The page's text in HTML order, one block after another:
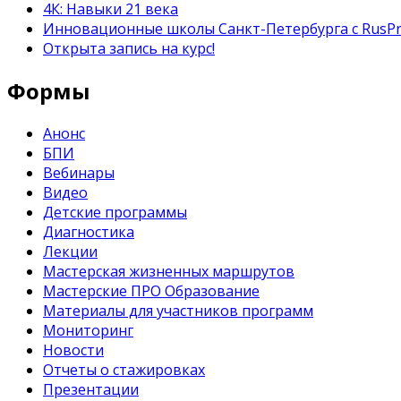
4К: Навыки 21 века
Инновационные школы Санкт-Петербурга с
Открыта запись на курс!
Формы
Анонс
БПИ
Вебинары
Видео
Детские программы
Диагностика
Лекции
Мастерская жизненных маршрутов
Мастерские ПРО Образование
Материалы для участников программ
Мониторинг
Новости
Отчеты о стажировках
Презентации